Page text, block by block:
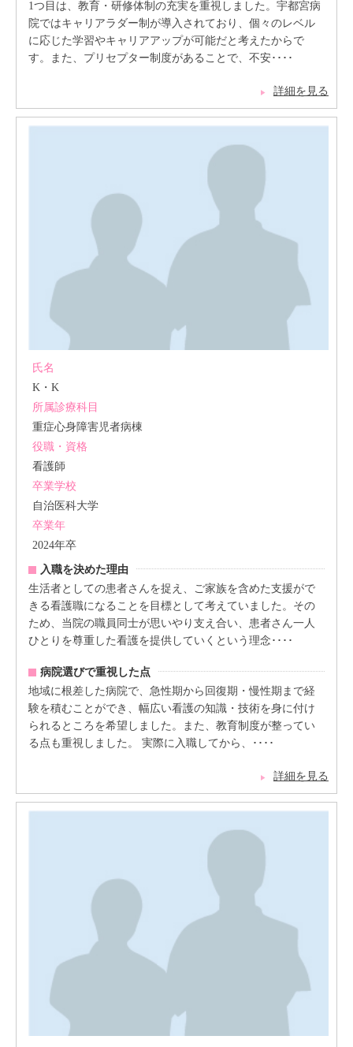
1つ目は、教育・研修体制の充実を重視しました。宇都宮病
院ではキャリアラダー制が導入されており、個々のレベル
に応じた学習やキャリアアップが可能だと考えたからで
す。また、プリセプター制度があることで、不安････
詳細を見る
氏名
K・K
所属診療科目
重症心身障害児者病棟
役職・資格
看護師
卒業学校
自治医科大学
卒業年
2024年卒
入職を決めた理由
生活者としての患者さんを捉え、ご家族を含めた支援がで
きる看護職になることを目標として考えていました。その
ため、当院の職員同士が思いやり支え合い、患者さん一人
ひとりを尊重した看護を提供していくという理念････
病院選びで重視した点
地域に根差した病院で、急性期から回復期・慢性期まで経
験を積むことができ、幅広い看護の知識・技術を身に付け
られるところを希望しました。また、教育制度が整ってい
る点も重視しました。 実際に入職してから、････
詳細を見る